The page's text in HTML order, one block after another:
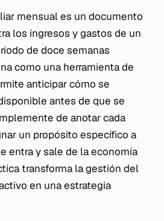
mensual es un documento
los ingresos y gastos de un
de doce semanas
como una herramienta de
anticipar cómo se
antes de que se
de anotar cada
un propósito específico a
entra y sale de la economía
transforma la gestión del
en una estrategia